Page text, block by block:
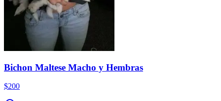
Bichon Maltese Macho y Hembras
$200